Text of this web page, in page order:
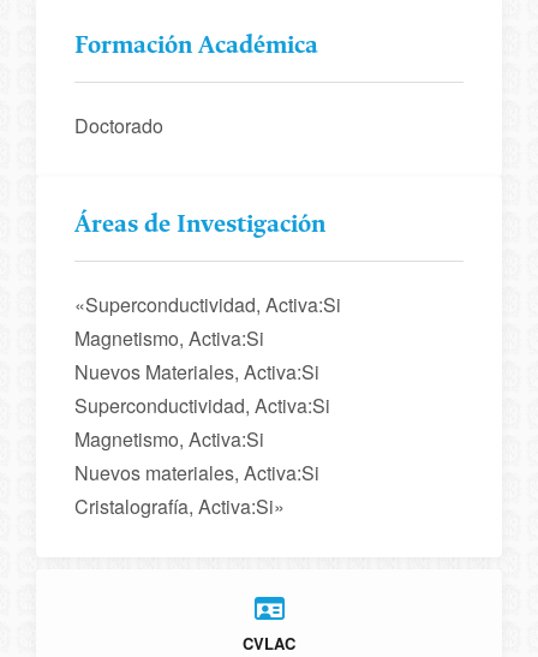
Formación Académica
Doctorado
Áreas de Investigación
«Superconductividad, Activa:Si
Magnetismo, Activa:Si
Nuevos Materiales, Activa:Si
Superconductividad, Activa:Si
Magnetismo, Activa:Si
Nuevos materiales, Activa:Si
Cristalografía, Activa:Si»
CVLAC